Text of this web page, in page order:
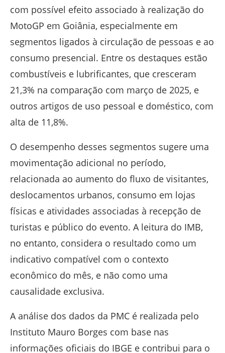
com possível efeito associado à realização do
MotoGP em Goiânia, especialmente em
segmentos ligados à circulação de pessoas e ao
consumo presencial. Entre os destaques estão
combustíveis e lubrificantes, que cresceram
21,3% na comparação com março de 2025, e
outros artigos de uso pessoal e doméstico, com
alta de 11,8%.
O desempenho desses segmentos sugere uma
movimentação adicional no período,
relacionada ao aumento do fluxo de visitantes,
deslocamentos urbanos, consumo em lojas
físicas e atividades associadas à recepção de
turistas e público do evento. A leitura do IMB,
no entanto, considera o resultado como um
indicativo compatível com o contexto
econômico do mês, e não como uma
causalidade exclusiva.
A análise dos dados da PMC é realizada pelo
Instituto Mauro Borges com base nas
informações oficiais do IBGE e contribui para o